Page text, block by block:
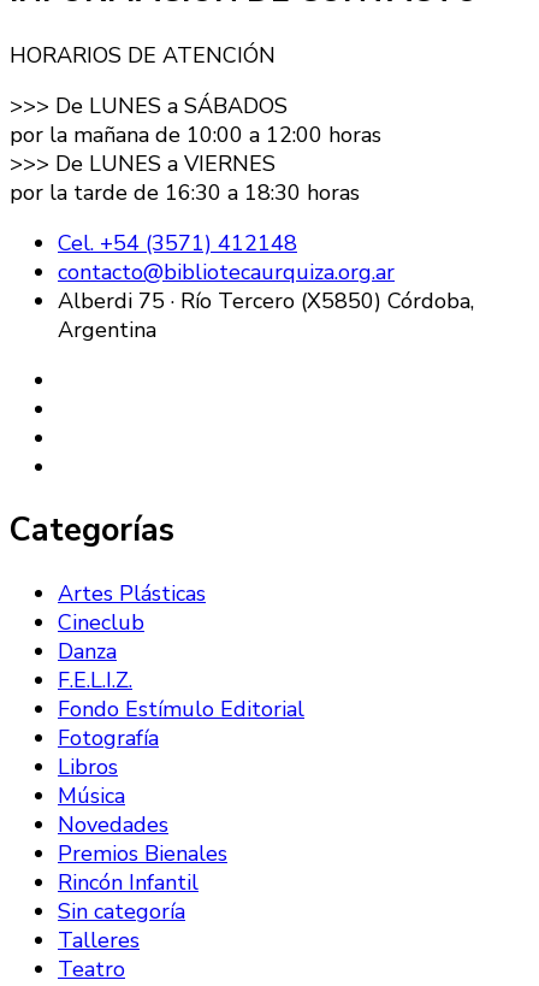
HORARIOS DE ATENCIÓN
>>> De LUNES a SÁBADOS
por la mañana de 10:00 a 12:00 horas
>>> De LUNES a VIERNES
por la tarde de 16:30 a 18:30 horas
Cel. +54 (3571) 412148
contacto@bibliotecaurquiza.org.ar
Alberdi 75 · Río Tercero (X5850) Córdoba,
Argentina
Categorías
Artes Plásticas
Cineclub
Danza
F.E.L.I.Z.
Fondo Estímulo Editorial
Fotografía
Libros
Música
Novedades
Premios Bienales
Rincón Infantil
Sin categoría
Talleres
Teatro